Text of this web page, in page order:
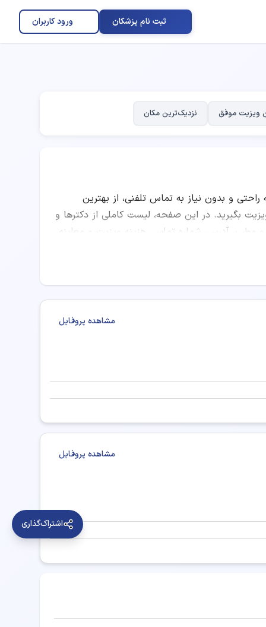
ثبت نام پزشکان ورود کاربران
ویزیت موفق نزدیک‌ترین مکان
راحتی و بدون نیاز به تماس تلفنی، از بهترین
بگیرید. در این صفحه، لیست کاملی از دکترها و
و مطب، آدرس، شماره تماس، هزینه ویزیت و معاینه،
امتیاز پزشکان، تعداد نوبت‌های موفق،
را انتخاب کرده و به صورت اینترنتی نوبت
کاردرمانی ارومیه
کاردرمانی خرم آباد
مشاهده پروفایل
مشاهده پروفایل
اشتراک‌گذاری